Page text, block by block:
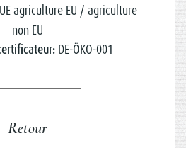
agriculture EU / agriculture
non EU
DE-ÖKO-001
Retour